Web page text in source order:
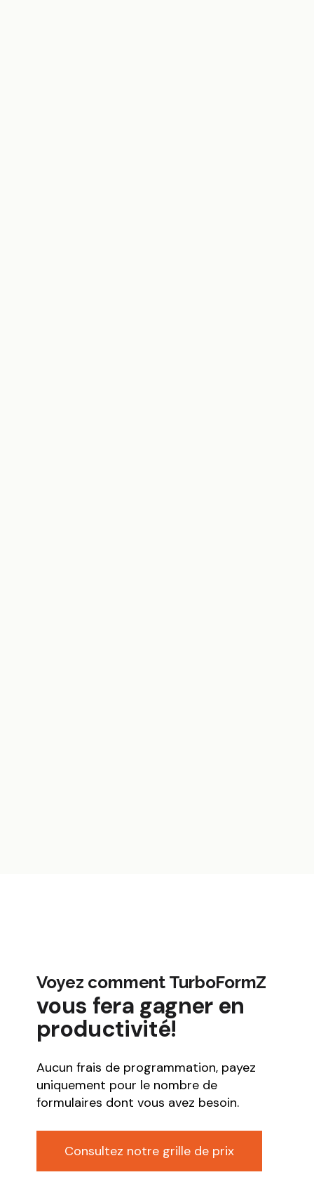
Voyez comment TurboFormZ
vous fera gagner en
productivité!
Aucun frais de programmation, payez
uniquement pour le nombre de
formulaires dont vous avez besoin.
Consultez notre grille de prix